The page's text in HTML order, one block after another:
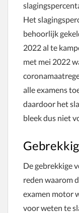
Het
behoorlijk
2022 al te
met mei 2022
alle examens
daardoor het
bleek dus niet
De gebrekkige
reden waarom
examen motor
voor weten te